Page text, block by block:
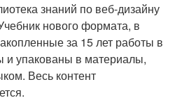
знаний по веб-дизайну
нового формата, в
за 15 лет работы в
и упакованы в материалы,
Весь контент